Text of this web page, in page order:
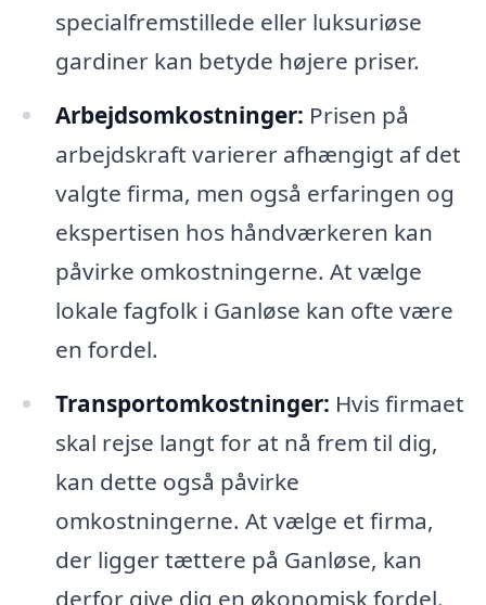
specialfremstillede eller luksuriøse
gardiner kan betyde højere priser.
Arbejdsomkostninger: Prisen på
arbejdskraft varierer afhængigt af det
valgte firma, men også erfaringen og
ekspertisen hos håndværkeren kan
påvirke omkostningerne. At vælge
lokale fagfolk i Ganløse kan ofte være
en fordel.
Transportomkostninger: Hvis firmaet
skal rejse langt for at nå frem til dig,
kan dette også påvirke
omkostningerne. At vælge et firma,
der ligger tættere på Ganløse, kan
derfor give dig en økonomisk fordel.